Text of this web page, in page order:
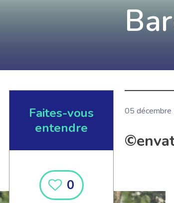
EN SAVOIR +
Faites-vous
entendre
0
05